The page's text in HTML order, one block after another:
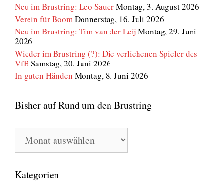
Neu im Brustring: Leo SauerMontag, 3. August 2026
Verein für Boom Donnerstag, 16. Juli 2026
Neu im Brustring: Tim van der Leij Montag, 29. Juni
2026
Wieder im Brustring (?): Die verliehenen Spieler des
VfB Samstag, 20. Juni 2026
In guten Händen Montag, 8. Juni 2026
Bisher auf Rund um den Brustring
Bisher
auf
Rund
den
Brustring
Kategorien